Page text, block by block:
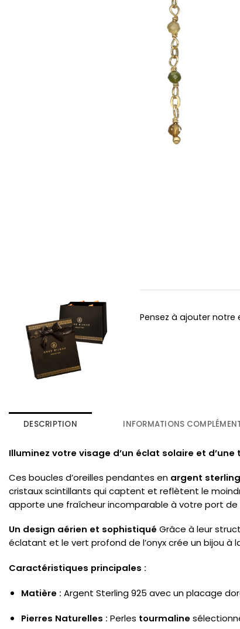
Pensez à ajouter
DESCRIPTION INFORMATIONS
Illuminez votre visage d’un éclat solaire et
Ces boucles d’oreilles pendantes en argent
cristaux scintillants qui captent et reflètent le
apporte une fraîcheur incomparable à votre port
Un design aérien et sophistiqué Grâce à leur
éclatant et le vert profond de l’onyx crée un bijou à
Caractéristiques principales :
Matière : Argent Sterling 925 avec un placage
Pierres Naturelles : Perles tourmaline